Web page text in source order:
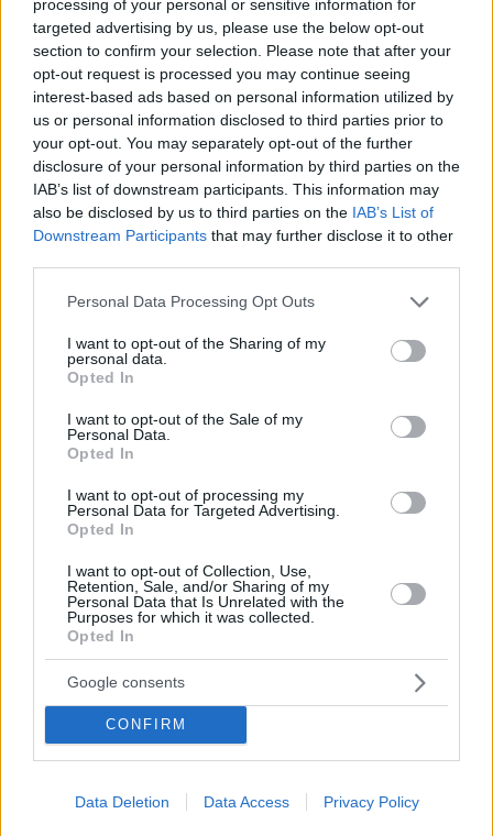
processing of your personal or sensitive information for
targeted advertising by us, please use the below opt-out
section to confirm your selection. Please note that after your
opt-out request is processed you may continue seeing
interest-based ads based on personal information utilized by
us or personal information disclosed to third parties prior to
your opt-out. You may separately opt-out of the further
disclosure of your personal information by third parties on the
IAB’s list of downstream participants. This information may
also be disclosed by us to third parties on the IAB’s List of
Downstream Participants that may further disclose it to other
Please note that this website/app uses one or more Google
not limited to your visit or usage behaviour. You may click to
grant or deny consent to Google and its third-party tags to
use your data for below specified purposes in below Google
consent section.
Personal Data Processing Opt Outs
I want to opt-out of the Sharing of my
personal data.
Opted In
I want to opt-out of the Sale of my
Personal Data.
Opted In
I want to opt-out of processing my
Personal Data for Targeted Advertising.
Opted In
I want to opt-out of Collection, Use,
Retention, Sale, and/or Sharing of my
Personal Data that Is Unrelated with the
Purposes for which it was collected.
Opted In
Google consents
CONFIRM
Data Deletion Data Access Privacy Policy
Προηγούμενη
Εστία
Επόμενη
Των συντακτών
Προηγούμενη
Εστία
Τα σχόλια έχουν απενεργοποιηθεί για
όλους προσωρινά!